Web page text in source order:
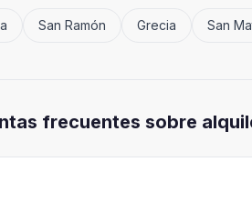
San Ramón Grecia San
frecuentes sobre